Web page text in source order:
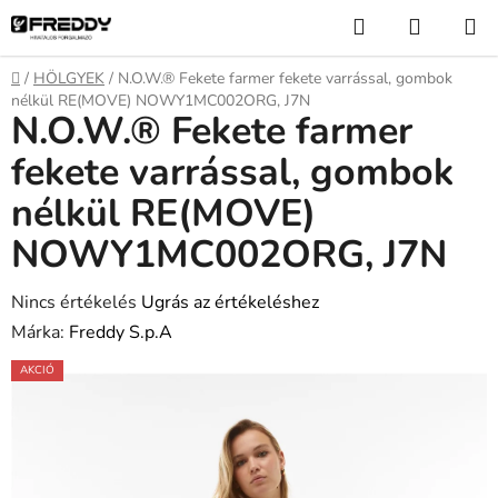
Ugrás
fő
tartalomhoz
KeresésKOSÁR
Kezdőlap
/ HÖLGYEK / N.O.W.® Fekete farmer fekete varrással, gombok
nélkül RE(MOVE) NOWY1MC002ORG, J7N
N.O.W.® Fekete farmer
fekete varrással, gombok
nélkül RE(MOVE)
NOWY1MC002ORG, J7N
A
termék
átlagos
Nincs értékelés Ugrás az értékeléshez
Márka: Freddy S.p.A
AKCIÓ